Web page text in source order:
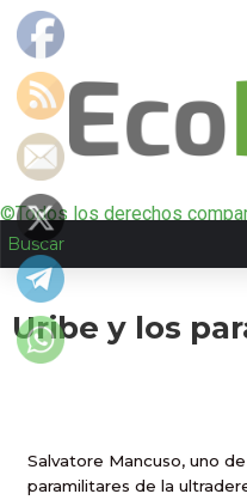
©Todos los derechos
Uribe y los
Salvatore Mancuso, uno
paramilitares de la